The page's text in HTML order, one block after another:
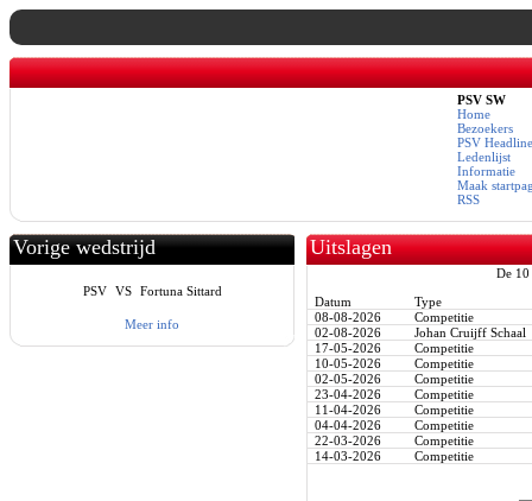
PSV SW
Home
Bezoekers
PSV
Ledenlijst
Informatie
Maak
RSS
Vorige wedstrijd
PSV VS Fortuna Sittard
Meer info
Uitslagen
De 10
Datum
Type
08-08-2026
Competitie
02-08-2026
Johan Cruijff Schaal
17-05-2026
Competitie
10-05-2026
Competitie
02-05-2026
Competitie
23-04-2026
Competitie
11-04-2026
Competitie
04-04-2026
Competitie
22-03-2026
Competitie
14-03-2026
Competitie